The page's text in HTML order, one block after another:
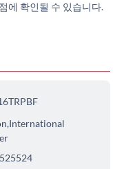
에 확인될 수 있습니다.